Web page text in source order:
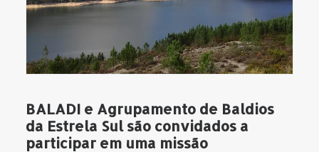
BALADI e Agrupamento de Baldios
da Estrela Sul são convidados a
participar em uma missão